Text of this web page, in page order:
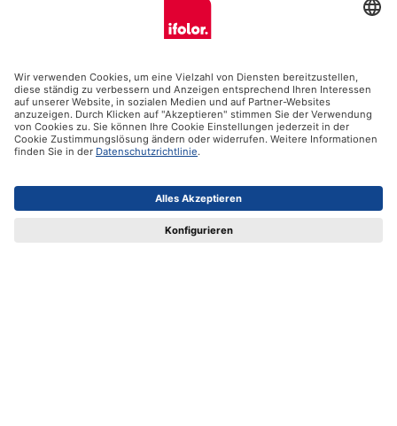
Unsere Produkte
Hilfe